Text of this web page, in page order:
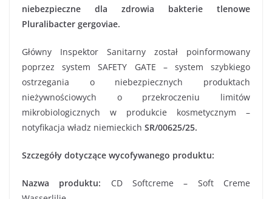
niebezpieczne dla zdrowia bakterie tlenowe
Pluralibacter gergoviae.
Główny Inspektor Sanitarny został poinformowany
poprzez system SAFETY GATE – system szybkiego
ostrzegania o niebezpiecznych produktach
nieżywnościowych o przekroczeniu limitów
mikrobiologicznych w produkcie kosmetycznym –
notyfikacja władz niemieckich SR/00625/25.
Szczegóły dotyczące wycofywanego produktu:
Nazwa produktu: CD Softcreme – Soft Creme